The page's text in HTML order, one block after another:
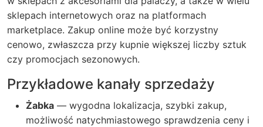
sklepach internetowych oraz na platformach
marketplace. Zakup online może być korzystny
cenowo, zwłaszcza przy kupnie większej liczby sztuk
czy promocjach sezonowych.
Przykładowe kanały sprzedaży
Żabka — wygodna lokalizacja, szybki zakup,
możliwość natychmiastowego sprawdzenia ceny i